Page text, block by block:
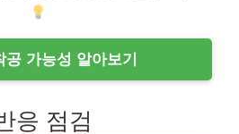
공 가능성 알아보기
응 점검